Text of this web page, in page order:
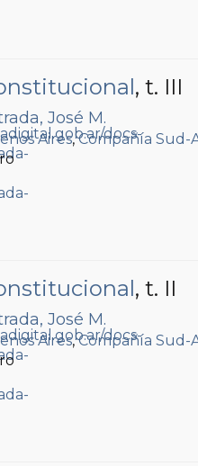
, t. III
José M.
Aires,Compañía Sud-
, t. II
José M.
Aires,Compañía Sud-